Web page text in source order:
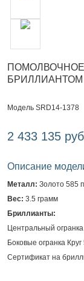
БРИЛЛИАНТОМ
Модель SRD14-1378
2 433 135
Описание
Металл: Золото 585
Вес: 3.5 грамм
Бриллианты:
Центральный
Боковые огранка
Сертификат на